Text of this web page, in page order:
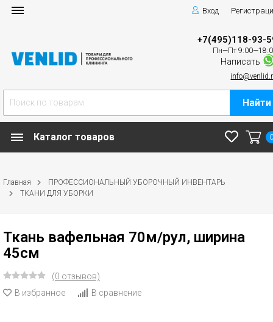
Вход
+7(495)118-93-
Пн—Пт
Написать
Найти
Каталог товаров
Главная
ПРОФЕССИОНАЛЬНЫЙ УБОРОЧНЫЙ ИНВЕНТАРЬ
ТКАНИ ДЛЯ УБОРКИ
Ткань вафельная 70м/рул, ширина
45см
(0 отзывов)
В избранное
В сравнение